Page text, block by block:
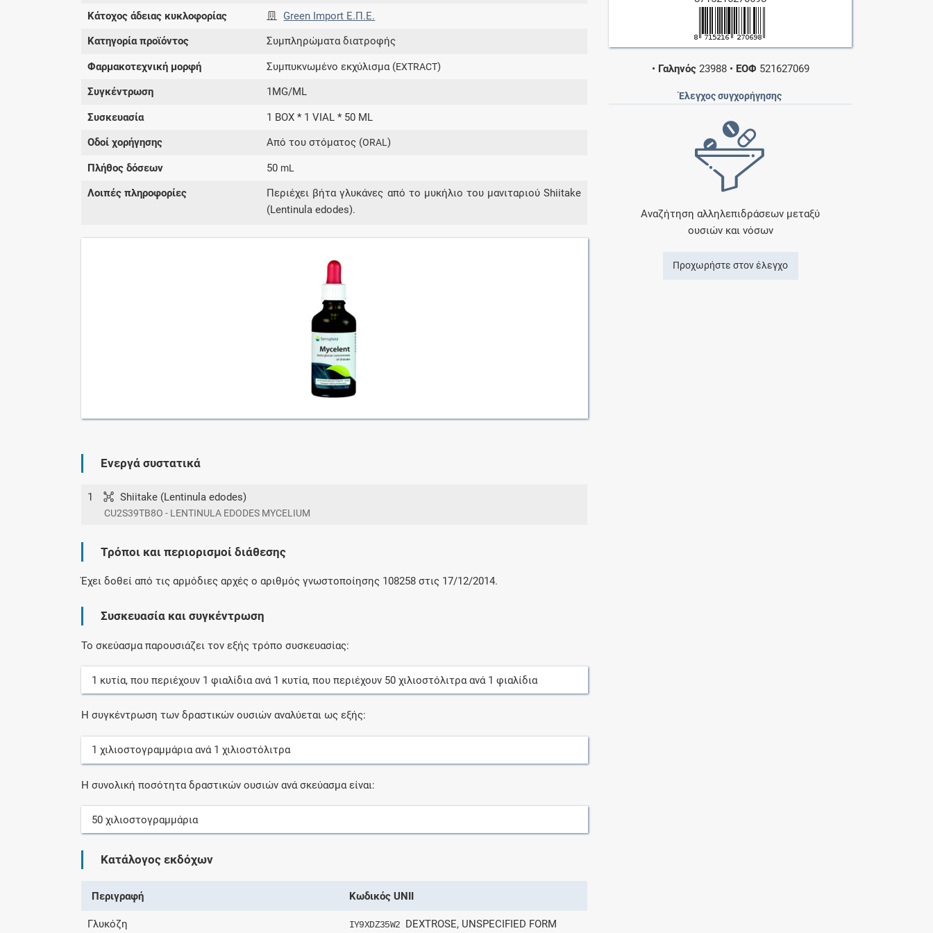
Μάθετε περισσότερα για τα οφέλη και τις
Βρείτε θεραπευτικές ενδείξεις και αγωγές για
Μοιραζόμαστε μαζί σας γεγονότα της
πορείας του Galinos.gr από το 2011 μέχρι
Κάτοχος άδειας κυκλοφορίας Green Import Ε.Π.Ε.
Κατηγορία προϊόντος Συμπληρώματα διατροφής
Φαρμακοτεχνική μορφή Συμπυκνωμένο εκχύλισμα (EXTRACT)
Συγκέντρωση 1MG/ML
Συσκευασία 1 BOX * 1 VIAL * 50 ML
Οδοί χορήγησης Από του στόματος (ORAL)
Πλήθος δόσεων 50 mL
Λοιπές πληροφορίες
Περιέχει βήτα γλυκάνες από το μυκήλιο του μανιταριού Shiitake
(Lentinula edodes).
• Γαληνός23988 • ΕΟΦ 521627069
Έλεγχος συγχορήγησης
Αναζήτηση αλληλεπιδράσεων μεταξύ
ουσιών και νόσων
Προχωρήστε στον έλεγχο
Ενεργά συστατικά
1 Shiitake (Lentinula edodes)
CU2S39TB8O - LENTINULA EDODES MYCELIUM
Τρόποι και περιορισμοί διάθεσης
Έχει δοθεί από τις αρμόδιες αρχές ο αριθμός γνωστοποίησης 108258 στις 17/12/2014.
Συσκευασία και συγκέντρωση
Το σκεύασμα παρουσιάζει τον εξής τρόπο συσκευασίας:
1 κυτία, που περιέχουν 1 φιαλίδιαανά 1 κυτία, που περιέχουν 50 χιλιοστόλιτραανά 1 φιαλίδια
Η συγκέντρωση των δραστικών ουσιών αναλύεται ως εξής:
1 χιλιοστογραμμάριαανά 1 χιλιοστόλιτρα
Η συνολική ποσότητα δραστικών ουσιών ανά σκεύασμα είναι:
50 χιλιοστογραμμάρια
Κατάλογος εκδόχων
Περιγραφή Κωδικός UNII
Γλυκόζη IY9XDZ35W2 DEXTROSE, UNSPECIFIED FORM